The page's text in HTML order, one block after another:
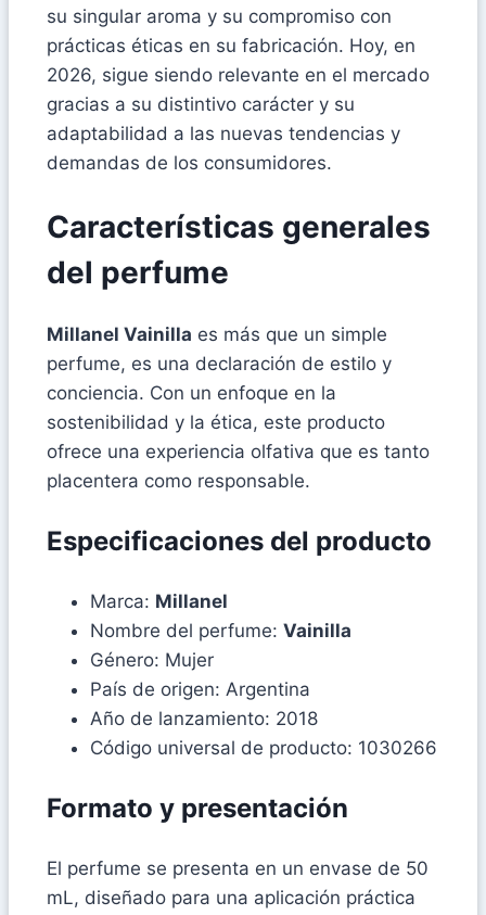
su singular aroma y su compromiso con
prácticas éticas en su fabricación. Hoy, en
2026, sigue siendo relevante en el mercado
gracias a su distintivo carácter y su
adaptabilidad a las nuevas tendencias y
demandas de los consumidores.
Características generales
del perfume
Millanel Vainilla es más que un simple
perfume, es una declaración de estilo y
conciencia. Con un enfoque en la
sostenibilidad y la ética, este producto
ofrece una experiencia olfativa que es tanto
placentera como responsable.
Especificaciones del producto
Marca: Millanel
Nombre del perfume: Vainilla
Género: Mujer
País de origen: Argentina
Año de lanzamiento: 2018
Código universal de producto: 1030266
Formato y presentación
El perfume se presenta en un envase de 50
mL, diseñado para una aplicación práctica